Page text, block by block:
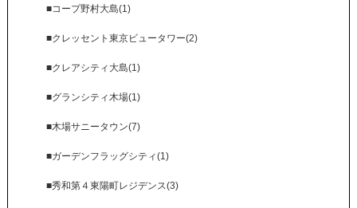
■コープ野村大島(1)
■クレッセント東京ビュータワー(2)
■クレアシティ大島(1)
■グランシティ木場(1)
■木場サニータウン(7)
■ガーデンフラッグシティ(1)
■秀和第４東陽町レジデンス(3)